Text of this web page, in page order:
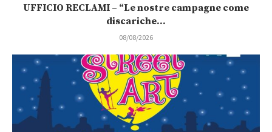
UFFICIO RECLAMI – “Le nostre campagne come
discariche...
08/08/2026